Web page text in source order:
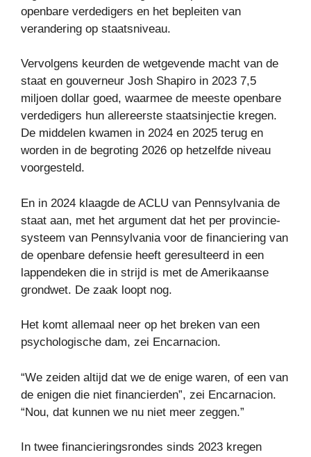
openbare verdedigers en het bepleiten van
verandering op staatsniveau.
Vervolgens keurden de wetgevende macht van de
staat en gouverneur Josh Shapiro in 2023 7,5
miljoen dollar goed, waarmee de meeste openbare
verdedigers hun allereerste staatsinjectie kregen.
De middelen kwamen in 2024 en 2025 terug en
worden in de begroting 2026 op hetzelfde niveau
voorgesteld.
En in 2024 klaagde de ACLU van Pennsylvania de
staat aan, met het argument dat het per provincie-
systeem van Pennsylvania voor de financiering van
de openbare defensie heeft geresulteerd in een
lappendeken die in strijd is met de Amerikaanse
grondwet. De zaak loopt nog.
Het komt allemaal neer op het breken van een
psychologische dam, zei Encarnacion.
“We zeiden altijd dat we de enige waren, of een van
de enigen die niet financierden”, zei Encarnacion.
“Nou, dat kunnen we nu niet meer zeggen.”
In twee financieringsrondes sinds 2023 kregen